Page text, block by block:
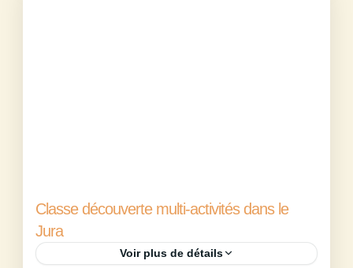
Classe découverte multi-activités dans le
Jura
Voir plus de détails